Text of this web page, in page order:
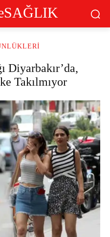
Diyarbakır’da,
Takılmıyor